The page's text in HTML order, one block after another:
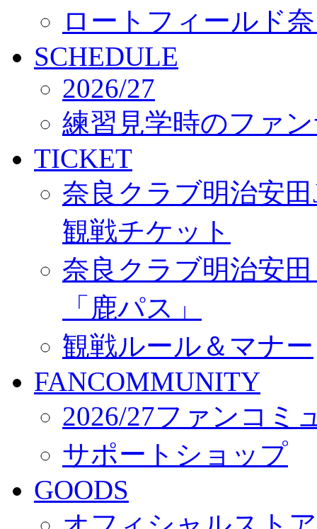
ロートフィールド
SCHEDULE
2026/27
練習見学時のファ
TICKET
奈良クラブ明治安
観戦チケット
奈良クラブ明治安
「鹿パス」
観戦ルール＆マナー
FANCOMMUNITY
2026/27ファンコミ
サポートショップ
GOODS